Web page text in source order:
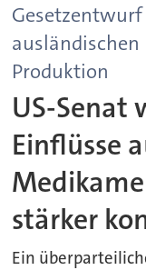
Produktion
US-Senat
Einflüsse
stärker
Ein